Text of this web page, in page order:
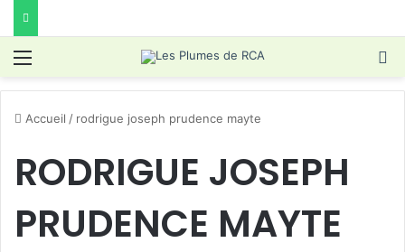
Menu
Accueil / rodrigue joseph prudence mayte
RODRIGUE JOSEPH
PRUDENCE MAYTE